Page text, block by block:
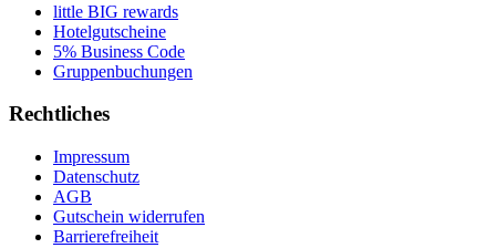
little BIG rewards
Hotelgutscheine
5% Business Code
Gruppenbuchungen
Rechtliches
Impressum
Datenschutz
AGB
Gutschein widerrufen
Barrierefreiheit